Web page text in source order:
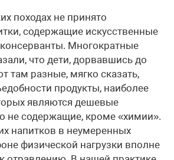
походах не принято
содержащие искусственные
Многократные
что дети, дорвавшись до
там разные, мягко сказать,
продукты, наиболее
являются дешевые
не содержащие, кроме «химии».
напитков в неумеренных
физической нагрузки вполне